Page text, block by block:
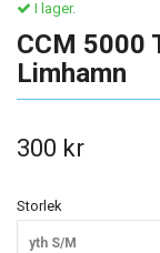
I lager.
CCM 5000
Limhamn
300 kr
Storlek
yth S/M